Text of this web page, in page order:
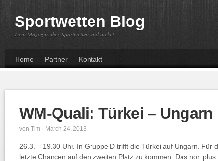
Sportwetten Blog
Dein Magazin über Sportwetten und mehr!
Home Partner Kontakt
WM-Quali: Türkei – Ungarn
von Tim · March 24, 2013
26.3. – 19.30 Uhr. In Gruppe D trifft die Türkei auf Ungarn. Für
letzte Chancen auf den zweiten Platz zu kommen. Das non